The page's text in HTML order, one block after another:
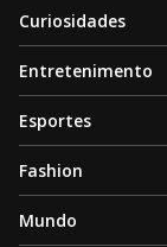
Curiosidades
Entretenimento
Esportes
Fashion
Mundo